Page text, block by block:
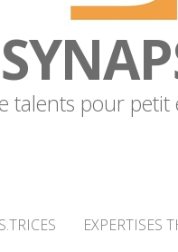
talents pour
EXPERTISES